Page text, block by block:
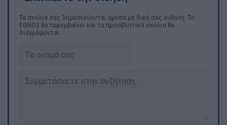
Τα σχολιά σας δημοσιεύονται άμεσα με δική σας ευθύνη. Το
ΕΘΝΟΣ θα παρεμβαίνει και τα προσβλητικά σχόλια θα
διαγράφονται